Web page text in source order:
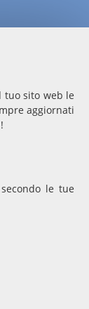
tuo sito web le
aggiornati
le tue